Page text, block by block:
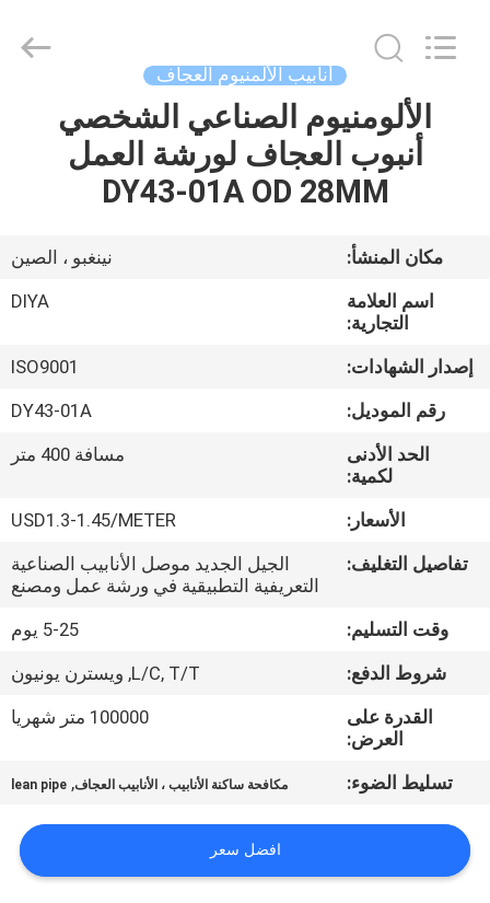
مسكن
معلومات
جولة
المعمل
مراقبة
الجودة
اتصل
أخبار
حالات
اطلب
أنابيب الألمنيوم العجاف
الألومنيوم الصناعي الشخصي
أنبوب العجاف لورشة العمل
DY43-01A OD 28MM
مكان المنشأ:
نينغبو ، الصين
اسم العلامة
التجارية:
DIYA
إصدار الشهادات:
ISO9001
رقم الموديل:
DY43-01A
الحد الأدنى
لكمية:
مسافة 400 متر
الأسعار:
USD1.3-1.45/METER
تفاصيل التغليف:
الجيل الجديد موصل الأنابيب الصناعية
التعريفية التطبيقية في ورشة عمل ومصنع
وقت التسليم:
5-25 يوم
شروط الدفع:
L/C, T/T, ويسترن يونيون
القدرة على
العرض:
100000 متر شهريا
تسليط الضوء: مكافحة ساكنة الأنابيب ، الأنابيب العجاف,
lean pipe
افضل سعر